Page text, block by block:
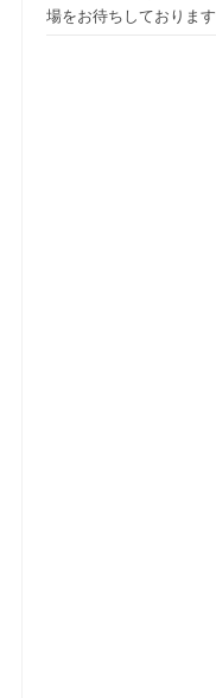
場をお待ちしております